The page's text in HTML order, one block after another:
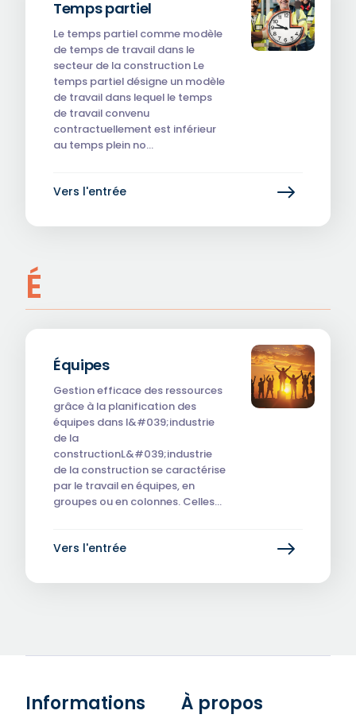
Temps partiel
Le temps partiel comme modèle
de temps de travail dans le
secteur de la construction Le
temps partiel désigne un modèle
de travail dans lequel le temps
de travail convenu
contractuellement est inférieur
au temps plein no…
Vers l'entrée
É
Équipes
Gestion efficace des ressources
grâce à la planification des
équipes dans l&#039;industrie
de la
constructionL&#039;industrie
de la construction se caractérise
par le travail en équipes, en
groupes ou en colonnes. Celles…
Vers l'entrée
Informations À propos